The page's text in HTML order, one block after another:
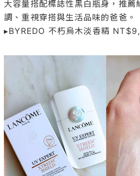
大容量搭配標誌性黑白瓶身，推薦
調、重視穿搭與生活品味的爸爸。
▸BYREDO 不朽烏木淡香精